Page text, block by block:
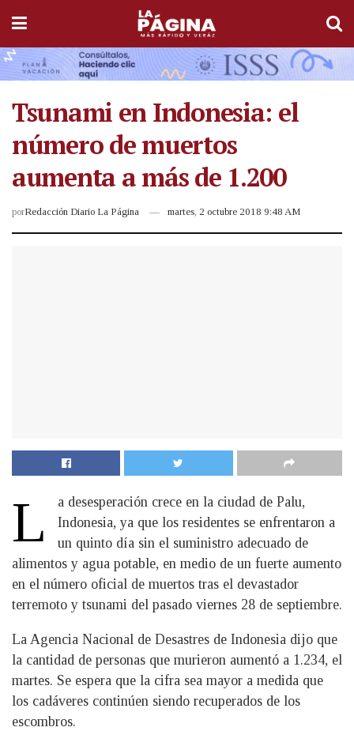
Tsunami en Indonesia: el
número de muertos
aumenta a más de 1.200
porRedacción Diario La Página martes, 2 octubre 2018 9:48 AM
L
a desesperación crece en la ciudad de Palu,
Indonesia, ya que los residentes se enfrentaron a
un quinto día sin el suministro adecuado de
alimentos y agua potable, en medio de un fuerte aumento
en el número oficial de muertos tras el devastador
terremoto y tsunami del pasado viernes 28 de septiembre.
La Agencia Nacional de Desastres de Indonesia dijo que
la cantidad de personas que murieron aumentó a 1.234, el
martes. Se espera que la cifra sea mayor a medida que
los cadáveres continúen siendo recuperados de los
escombros.